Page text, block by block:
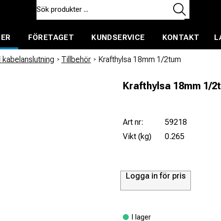
FÖRETAGET KUNDSERVICE KONTAKT
/ Tillbehör / Krafthylsa 18mm 1/2tum
Krafthylsa 18mm 1/
Art nr:
59218
Vikt (kg)
0.265
Logga in för pris
I lager